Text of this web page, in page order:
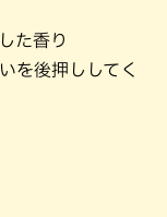
た香り
を後押ししてく